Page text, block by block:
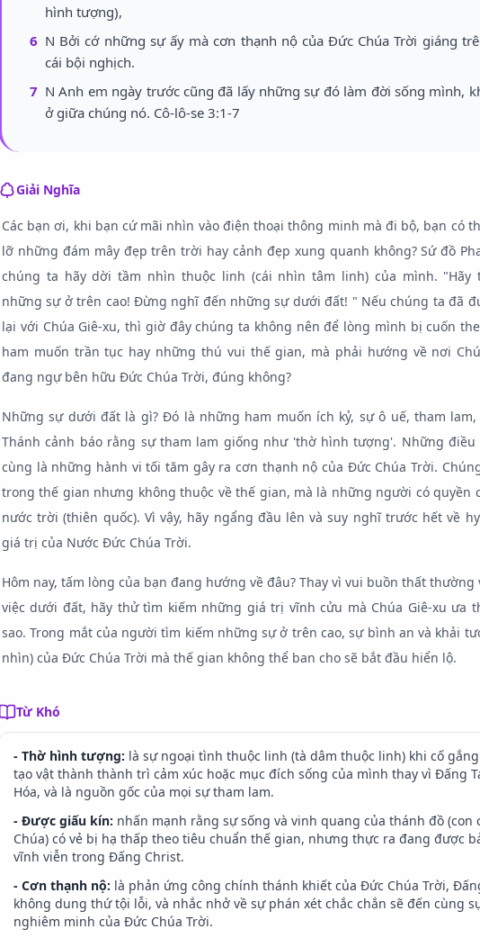
hình tượng),
6 N Bởi cớ những sự ấy mà cơn thạnh nộ của Đức Chúa Trời giáng
cái bội nghịch.
7 N Anh em ngày trước cũng đã lấy những sự đó làm đời sống mình,
ở giữa chúng nó. Cô-lô-se 3:1-7
Giải Nghĩa
Các bạn ơi, khi bạn cứ mãi nhìn vào điện thoại thông minh mà đi bộ, bạn có
lỡ những đám mây đẹp trên trời hay cảnh đẹp xung quanh không? Sứ đồ
chúng ta hãy dời tầm nhìn thuộc linh (cái nhìn tâm linh) của mình. "Hãy
những sự ở trên cao! Đừng nghĩ đến những sự dưới đất! " Nếu chúng ta đã
lại với Chúa Giê-xu, thì giờ đây chúng ta không nên để lòng mình bị cuốn
ham muốn trần tục hay những thú vui thế gian, mà phải hướng về nơi
đang ngự bên hữu Đức Chúa Trời, đúng không?
Những sự dưới đất là gì? Đó là những ham muốn ích kỷ, sự ô uế, tham lam,
Thánh cảnh báo rằng sự tham lam giống như 'thờ hình tượng'. Những điều
cùng là những hành vi tối tăm gây ra cơn thạnh nộ của Đức Chúa Trời.
trong thế gian nhưng không thuộc về thế gian, mà là những người có quyền
nước trời (thiên quốc). Vì vậy, hãy ngẩng đầu lên và suy nghĩ trước hết về
giá trị của Nước Đức Chúa Trời.
Hôm nay, tấm lòng của bạn đang hướng về đâu? Thay vì vui buồn thất thường
việc dưới đất, hãy thử tìm kiếm những giá trị vĩnh cửu mà Chúa Giê-xu ưa
sao. Trong mắt của người tìm kiếm những sự ở trên cao, sự bình an và khải
nhìn) của Đức Chúa Trời mà thế gian không thể ban cho sẽ bắt đầu hiển lộ.
Từ Khó
- Thờ hình tượng: là sự ngoại tình thuộc linh (tà dâm thuộc linh) khi cố
tạo vật thành thành trì cảm xúc hoặc mục đích sống của mình thay vì Đấng
Hóa, và là nguồn gốc của mọi sự tham lam.
- Được giấu kín: nhấn mạnh rằng sự sống và vinh quang của thánh đồ (con
Chúa) có vẻ bị hạ thấp theo tiêu chuẩn thế gian, nhưng thực ra đang được
vĩnh viễn trong Đấng Christ.
- Cơn thạnh nộ: là phản ứng công chính thánh khiết của Đức Chúa Trời,
không dung thứ tội lỗi, và nhắc nhở về sự phán xét chắc chắn sẽ đến cùng
nghiêm minh của Đức Chúa Trời.